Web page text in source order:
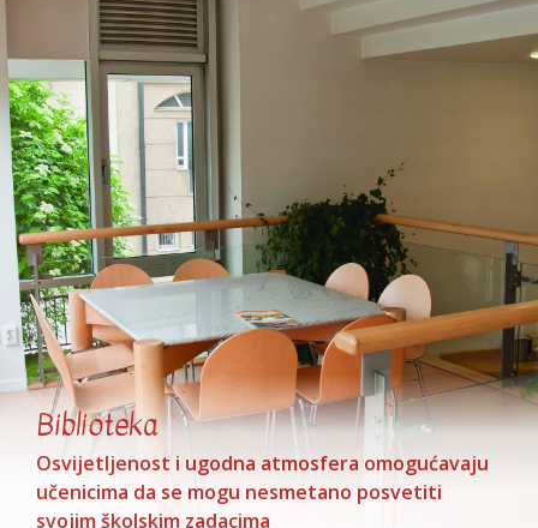
Biblioteka
Osvijetljenost i ugodna atmosfera omogućavaju
učenicima da se mogu nesmetano posvetiti
svojim školskim zadacima